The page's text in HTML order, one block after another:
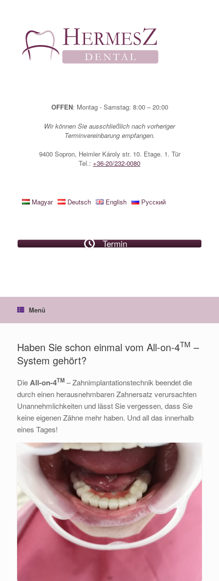
OFFEN: Montag - Samstag: 8:00 – 20:00
Wir können Sie ausschließlich nach vorheriger
Terminvereinbarung empfangen.
9400 Sopron, Heimler Károly str. 10. Etage. 1. Tür
Tel.: +36-20/232-0080
Magyar Deutsch English Русский
Termin
Menü
Haben Sie schon einmal vom All-on-4TM –
System gehört?
DieAll-on-4TM – Zahnimplantationstechnik beendet die
durch einen herausnehmbaren Zahnersatz verursachten
Unannehmlichkeiten und lässt Sie vergessen, dass Sie
keine eigenen Zähne mehr haben. Und all das innerhalb
eines Tages!